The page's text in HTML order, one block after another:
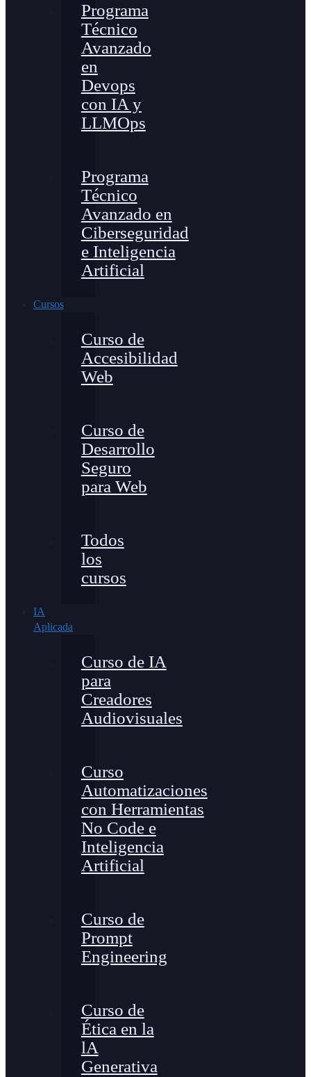
Programa
Técnico
Avanzado
en
Devops
con IA y
LLMOps
Programa
Técnico
Avanzado en
Ciberseguridad
e Inteligencia
Artificial
Cursos
Curso de
Accesibilidad
Web
Curso de
Desarrollo
Seguro
para Web
Todos
los
cursos
IA
Aplicada
Curso de IA
para
Creadores
Audiovisuales
Curso
Automatizaciones
con Herramientas
No Code e
Inteligencia
Artificial
Curso de
Prompt
Engineering
Curso de
Ética en la
lA
Generativa